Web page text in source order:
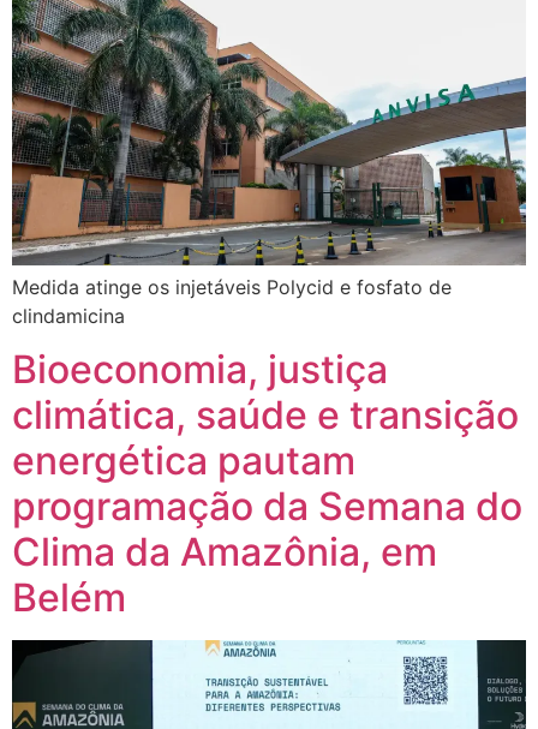
Medida atinge os injetáveis Polycid e fosfato de
clindamicina
Bioeconomia, justiça
climática, saúde e transição
energética pautam
programação da Semana do
Clima da Amazônia, em
Belém